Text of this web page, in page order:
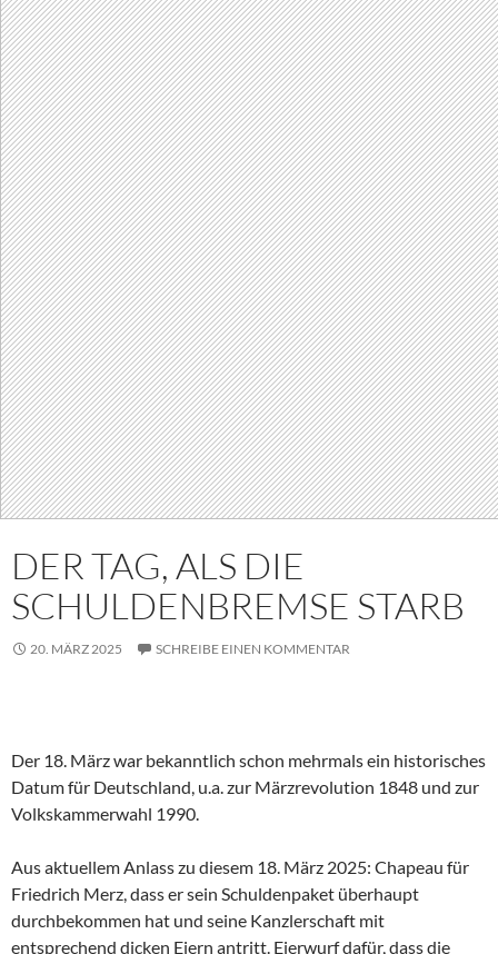
DER TAG, ALS DIE
SCHULDENBREMSE STARB
20. MÄRZ 2025 SCHREIBE EINEN KOMMENTAR
Der 18. März war bekanntlich schon mehrmals ein historisches
Datum für Deutschland, u.a. zur Märzrevolution 1848 und zur
Volkskammerwahl 1990.
Aus aktuellem Anlass zu diesem 18. März 2025: Chapeau für
Friedrich Merz, dass er sein Schuldenpaket überhaupt
durchbekommen hat und seine Kanzlerschaft mit
entsprechend dicken Eiern antritt. Eierwurf dafür, dass die